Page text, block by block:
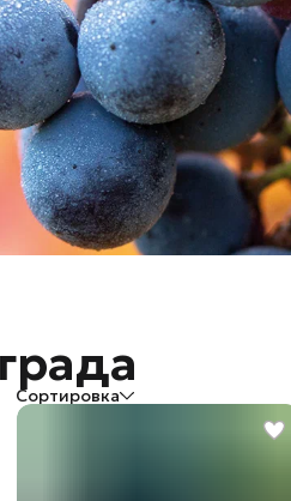
Сортировка